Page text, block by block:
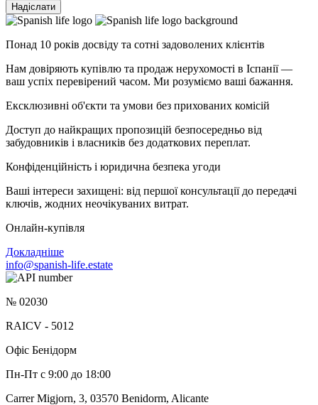
Надіслати
Понад 10 років досвіду та сотні задоволених клієнтів
Нам довіряють купівлю та продаж нерухомості в Іспанії —
ваш успіх перевірений часом. Ми розуміємо ваші бажання.
Ексклюзивні об'єкти та умови без прихованих комісій
Доступ до найкращих пропозицій безпосередньо від
забудовників і власників без додаткових переплат.
Конфіденційність і юридична безпека угоди
Ваші інтереси захищені: від першої консультації до передачі
ключів, жодних неочікуваних витрат.
Онлайн-купівля
Докладніше
info@spanish-life.estate
№ 02030
RAICV - 5012
Офіс Бенідорм
Пн-Пт с 9:00 до 18:00
Carrer Migjorn, 3, 03570 Benidorm, Alicante